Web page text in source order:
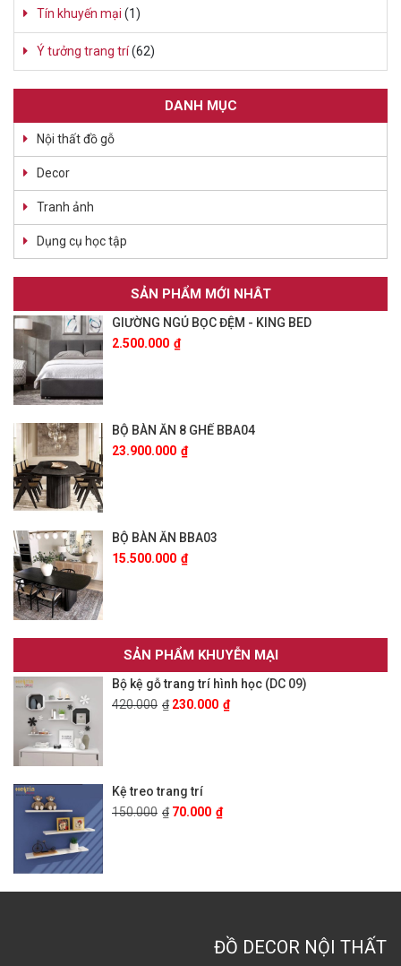
Tín khuyến mại (1)
Ý tưởng trang trí(62)
DANH MỤC
Nội thất đồ gỗ
Decor
Tranh ảnh
Dụng cụ học tập
SẢN PHẨM MỚI NHÂT
GIƯỜNG NGỦ BỌC ĐỆM - KING BED
2.500.000 ₫
BỘ BÀN ĂN 8 GHẾ BBA04
23.900.000 ₫
BỘ BÀN ĂN BBA03
15.500.000 ₫
SẢN PHẨM KHUYỄN MẠI
Bộ kệ gỗ trang trí hình học (DC 09)
420.000 ₫ 230.000 ₫
Kệ treo trang trí
150.000 ₫ 70.000 ₫
ĐỒ DECOR NỘI THẤT